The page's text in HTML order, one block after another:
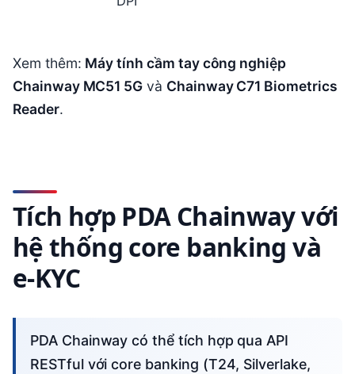
Xem thêm: Máy tính cầm tay công nghiệp
Chainway MC51 5G và Chainway C71 Biometrics
Reader.
Tích hợp PDA Chainway với
hệ thống core banking và
e-KYC
PDA Chainway có thể tích hợp qua API
RESTful với core banking (T24, Silverlake,